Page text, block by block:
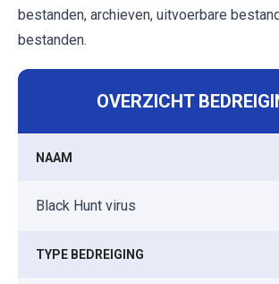
bestanden, archieven, uitvoerbare
bestanden.
OVERZICHT
NAAM
Black Hunt virus
TYPE BEDREIGING